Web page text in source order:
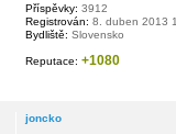
Příspěvky: 3912
Registrován: 8. duben 2013
Bydliště: Slovensko
Reputace: +1080
joncko